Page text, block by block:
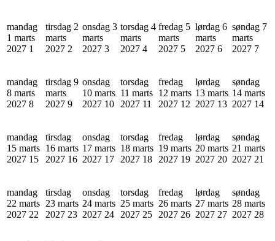
mandag
1 marts
2027 1
tirsdag 2
marts
2027 2
onsdag 3
marts
2027 3
torsdag 4
marts
2027 4
fredag 5
marts
2027 5
lørdag 6
marts
2027 6
søndag 7
marts
2027 7
mandag
8 marts
2027 8
tirsdag 9
marts
2027 9
onsdag
10 marts
2027 10
torsdag
11 marts
2027 11
fredag
12 marts
2027 12
lørdag
13 marts
2027 13
søndag
14 marts
2027 14
mandag
15 marts
2027 15
tirsdag
16 marts
2027 16
onsdag
17 marts
2027 17
torsdag
18 marts
2027 18
fredag
19 marts
2027 19
lørdag
20 marts
2027 20
søndag
21 marts
2027 21
mandag
22 marts
2027 22
tirsdag
23 marts
2027 23
onsdag
24 marts
2027 24
torsdag
25 marts
2027 25
fredag
26 marts
2027 26
lørdag
27 marts
2027 27
søndag
28 marts
2027 28